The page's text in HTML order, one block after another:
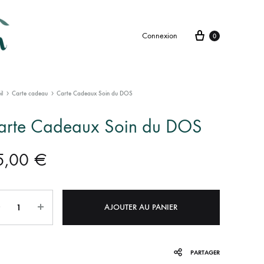
Connexion 0
Carte cadeau Carte Cadeaux Soin du DOS
Cadeaux Soin du DOS
€
AJOUTER AU PANIER
PARTAGER